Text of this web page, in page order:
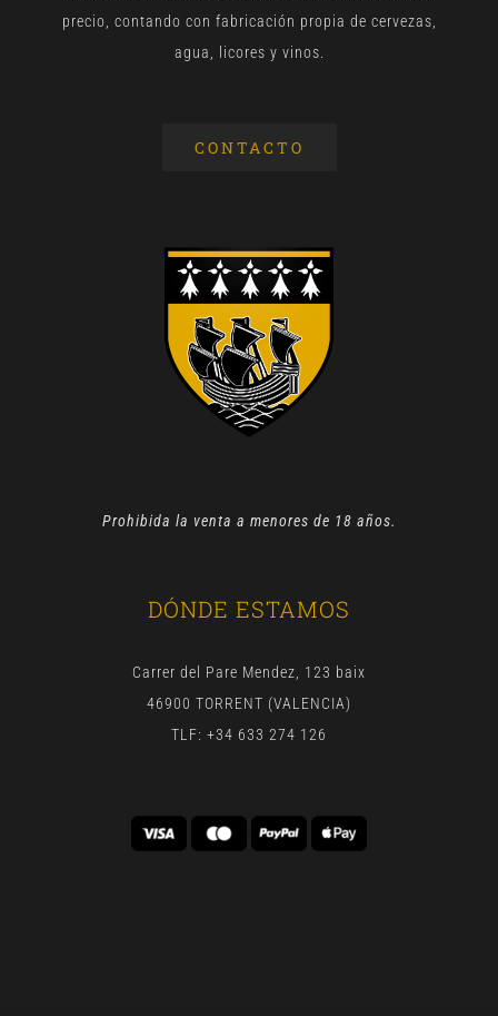
precio, contando con fabricación propia de cervezas,
agua, licores y vinos.
CONTACTO
Prohibida la venta a menores de 18 años.
DÓNDE ESTAMOS
Carrer del Pare Mendez, 123 baix
46900 TORRENT (VALENCIA)
TLF: +34 633 274 126